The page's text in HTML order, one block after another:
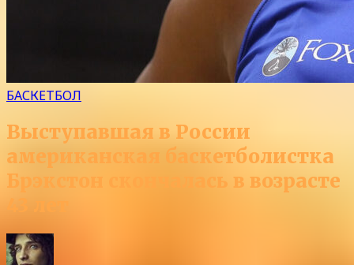
БАСКЕТБОЛ
Выступавшая в России
американская баскетболистка
Брэкстон скончалась в возрасте